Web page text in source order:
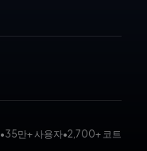
•35만+ 사용자•2,700+ 코트